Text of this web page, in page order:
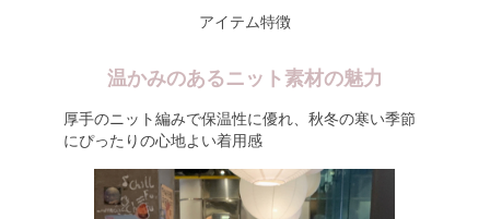
アイテム特徴
温かみのあるニット素材の魅力
厚手のニット編みで保温性に優れ、秋冬の寒い季節
にぴったりの心地よい着用感